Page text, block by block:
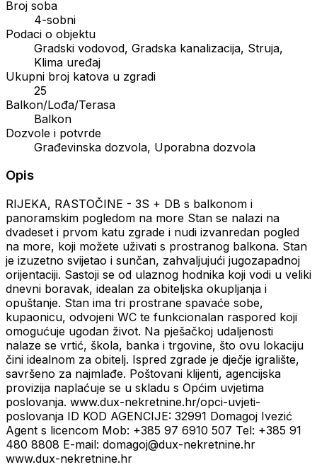
Broj soba
4-sobni
Podaci o objektu
Gradski vodovod, Gradska kanalizacija, Struja,
Klima uređaj
Ukupni broj katova u zgradi
25
Balkon/Lođa/Terasa
Balkon
Dozvole i potvrde
Građevinska dozvola, Uporabna dozvola
Opis
RIJEKA, RASTOČINE - 3S + DB s balkonom i
panoramskim pogledom na more Stan se nalazi na
dvadeset i prvom katu zgrade i nudi izvanredan pogled
na more, koji možete uživati s prostranog balkona. Stan
je izuzetno svijetao i sunčan, zahvaljujući jugozapadnoj
orijentaciji. Sastoji se od ulaznog hodnika koji vodi u veliki
dnevni boravak, idealan za obiteljska okupljanja i
opuštanje. Stan ima tri prostrane spavaće sobe,
kupaonicu, odvojeni WC te funkcionalan raspored koji
omogućuje ugodan život. Na pješačkoj udaljenosti
nalaze se vrtić, škola, banka i trgovine, što ovu lokaciju
čini idealnom za obitelj. Ispred zgrade je dječje igralište,
savršeno za najmlađe. Poštovani klijenti, agencijska
provizija naplaćuje se u skladu s Općim uvjetima
poslovanja. www.dux-nekretnine.hr/opci-uvjeti-
poslovanja ID KOD AGENCIJE: 32991 Domagoj Ivezić
Agent s licencom Mob: +385 97 6910 507 Tel: +385 91
480 8808 E-mail: domagoj@dux-nekretnine.hr
www.dux-nekretnine.hr